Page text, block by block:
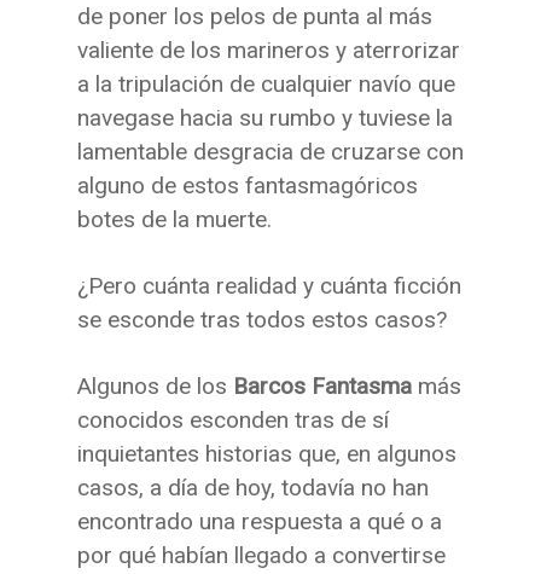
de poner los pelos de punta al más
valiente de los marineros y aterrorizar
a la tripulación de cualquier navío que
navegase hacia su rumbo y tuviese la
lamentable desgracia de cruzarse con
alguno de estos fantasmagóricos
botes de la muerte.
¿Pero cuánta realidad y cuánta ficción
se esconde tras todos estos casos?
Algunos de los Barcos Fantasma más
conocidos esconden tras de sí
inquietantes historias que, en algunos
casos, a día de hoy, todavía no han
encontrado una respuesta a qué o a
por qué habían llegado a convertirse